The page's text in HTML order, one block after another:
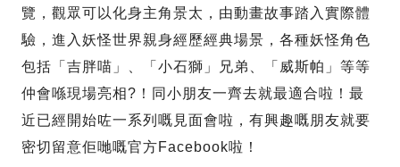
覽，觀眾可以化身主角景太，由動畫故事踏入實際體
驗，進入妖怪世界親身經歷經典場景，各種妖怪角色
包括「吉胖喵」、「小石獅」兄弟、「威斯帕」等等
仲會喺現場亮相?！同小朋友一齊去就最適合啦！最
近已經開始咗一系列嘅見面會啦，有興趣嘅朋友就要
密切留意佢哋嘅官方Facebook啦！